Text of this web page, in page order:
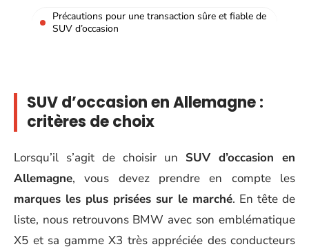
Précautions pour une transaction sûre et fiable de
SUV d’occasion
SUV d’occasion en Allemagne :
critères de choix
Lorsqu’il s’agit de choisir un SUV d’occasion en
Allemagne, vous devez prendre en compte les
marques les plus prisées sur le marché. En tête de
liste, nous retrouvons BMW avec son emblématique
X5 et sa gamme X3 très appréciée des conducteurs